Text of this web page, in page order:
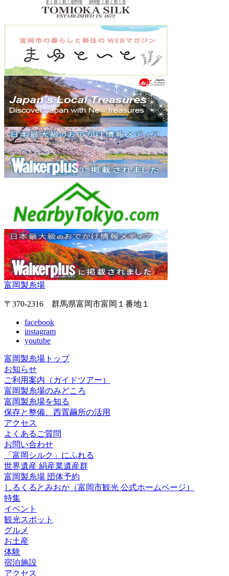
富岡製糸場
〒370-2316 群馬県富岡市富岡１番地１
facebook
instagram
youtube
富岡製糸場トップ
お知らせ
ご利用案内（ガイドツアー）
富岡製糸場のみどころ
富岡製糸場を知る
保存と整備、西置繭所の活用
アクセス
よくあるご質問
お問い合わせ
「富岡シルク」にふれる
世界遺産 絹産業遺産群
富岡製糸場 団体予約
しるくるとみおか （富岡市観光 公式ホームページ）
特集
イベント
観光スポット
グルメ
お土産
体験
宿泊施設
アクセス